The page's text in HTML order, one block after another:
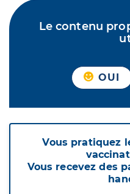
Le contenu
OUI
Vous pratiquez
Vous recevez des